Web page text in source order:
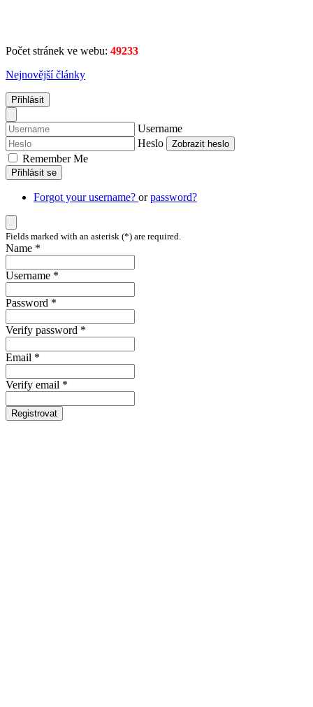
Počet stránek ve webu: 49233
Nejnovější články
Přihlásit
Username
Heslo
Zobrazit heslo
Remember Me
Přihlásit se
Forgot your username? orpassword?
Fields marked with an asterisk (*) are required.
Name *
Username *
Password *
Verify password *
Email *
Verify email *
Registrovat